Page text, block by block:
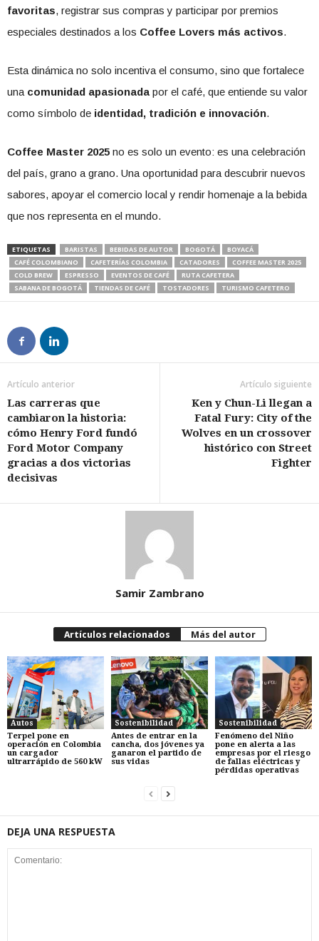
favoritas, registrar sus compras y participar por premios
especiales destinados a los Coffee Lovers más activos.
Esta dinámica no solo incentiva el consumo, sino que fortalece
una comunidad apasionada por el café, que entiende su valor
como símbolo de identidad, tradición e innovación.
Coffee Master 2025 no es solo un evento: es una celebración
del país, grano a grano. Una oportunidad para descubrir nuevos
sabores, apoyar el comercio local y rendir homenaje a la bebida
que nos representa en el mundo.
ETIQUETAS BARISTAS BEBIDAS DE AUTOR BOGOTÁ
BOYACÁ
CAFÉ COLOMBIANO
CAFETERÍAS COLOMBIA CATADORES
COFFEE MASTER 2025
COLD BREW
ESPRESSO EVENTOS DE CAFÉ
RUTA CAFETERA
SABANA DE BOGOTÁ
TIENDAS DE CAFÉ TOSTADORES TURISMO CAFETERO
Artículo anterior
Las carreras que
cambiaron la historia:
cómo Henry Ford fundó
Ford Motor Company
gracias a dos victorias
decisivas
Artículo siguiente
Ken y Chun-Li llegan a
Fatal Fury: City of the
Wolves en un crossover
histórico con Street
Fighter
Samir Zambrano
Artículos relacionados Más del autor
Autos
Terpel pone en
operación en Colombia
un cargador
ultrarrápido de 560 kW
Sostenibilidad
Antes de entrar en la
cancha, dos jóvenes ya
ganaron el partido de
sus vidas
Sostenibilidad
Fenómeno del Niño
pone en alerta a las
empresas por el riesgo
de fallas eléctricas y
pérdidas operativas
DEJA UNA RESPUESTA